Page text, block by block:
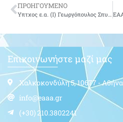
ΠΡΟΗΓΟΥΜΕΝΟ
Υπτχος ε.α. (Ι) Γεωργόπουλος Σπυρίδων του Κωνσταντίνου
Επικοινωνήστε μαζί μας
Χαλκοκονδύλη 5, 10677 - Αθήνα
info@eaaa.gr
(+30) 210.3802241